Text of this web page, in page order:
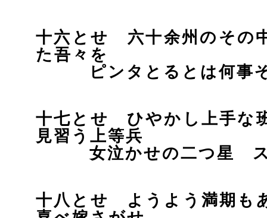
十六とせ 六十余州のその
た吾々を
ピンタとるとは何事
十七とせ ひやかし上手な
見習う上等兵
女泣かせの二つ星 ス
十八とせ ようよう満期も